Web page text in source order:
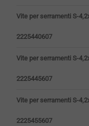
Vite per serramenti S-
2225440607
Vite per serramenti S-
2225445607
Vite per serramenti S-
2225455607